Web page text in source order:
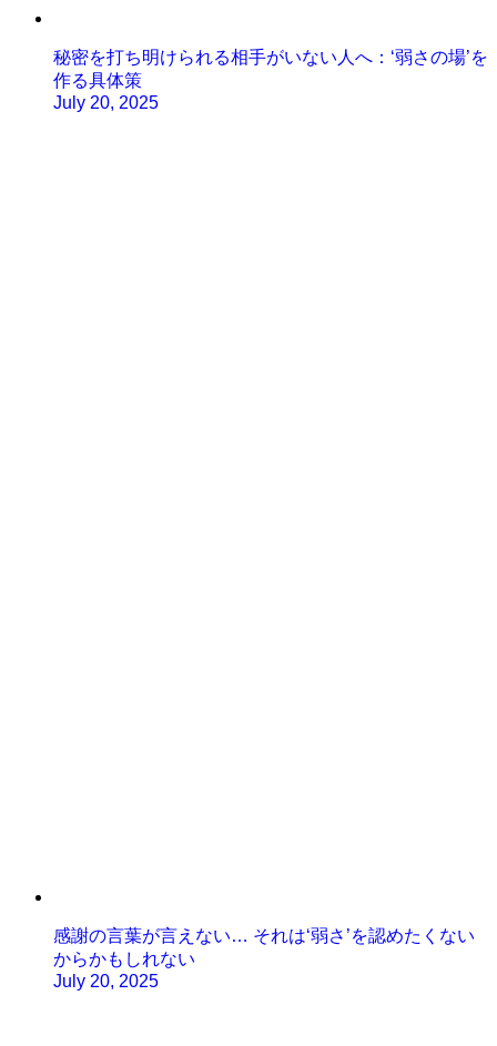
秘密を打ち明けられる相手がいない人へ：‘弱さの場’を
作る具体策
July 20, 2025
感謝の言葉が言えない… それは‘弱さ’を認めたくない
からかもしれない
July 20, 2025